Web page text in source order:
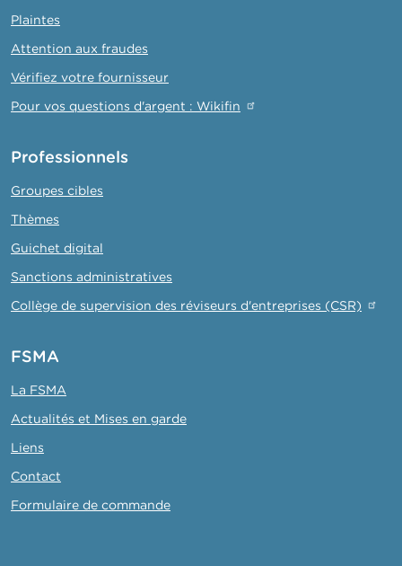
Plaintes
Attention aux fraudes
Vérifiez votre fournisseur
Pour vos questions d'argent : Wikifin
Professionnels
Groupes cibles
Thèmes
Guichet digital
Sanctions administratives
Collège de supervision des réviseurs d'entreprises (CSR)
FSMA
La FSMA
Actualités et Mises en garde
Liens
Contact
Formulaire de commande